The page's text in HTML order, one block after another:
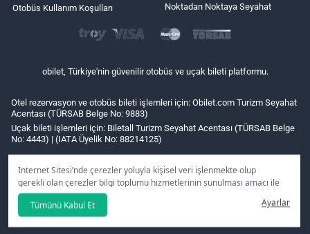
İnternet Sitesi’nde çerezler yoluyla kişisel veri işlenmekte olup
gerekli olan çerezler bilgi toplumu hizmetlerinin sunulması amacı ile
kullanılmaktadır. Tercihleriniz doğrultusunda size özel
kişiselleştirilmiş çerezleri ve özel kampanyaları
seçeneğine
tıklamanız halinde kullanımınıza sunamayacağız.
Tümünü Kabul Et Ayarlar
Otobüs Kullanım Koşulları
Noktadan Noktaya Seyahat
obilet, Türkiye'nin güvenilir otobüs ve uçak bileti platformu.
Otel rezervasyon ve otobüs bileti işlemleri için: Obilet.com Turizm Seyahat
Acentası (TÜRSAB Belge No: 9883)
Uçak bileti işlemleri için: Biletall Turizm Seyahat Acentası (TÜRSAB Belge
No: 4443) | (IATA Üyelik No: 88214125)